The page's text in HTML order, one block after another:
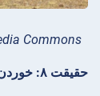
Commons
حقیقت ۸: خوردن بستنی در زمستان رسم متداولی است